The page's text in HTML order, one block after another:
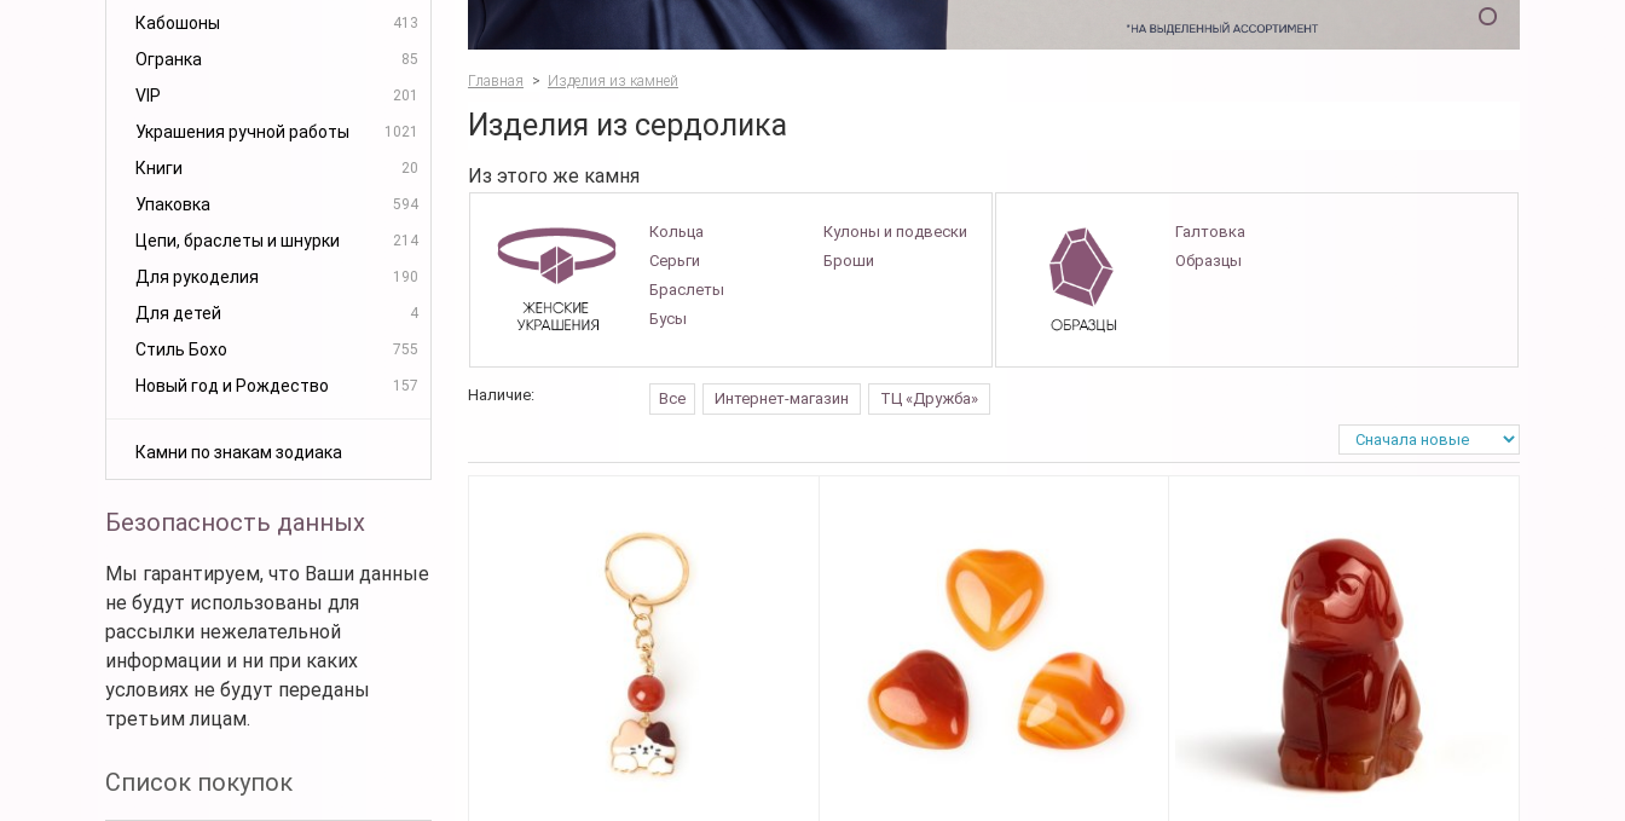
Кабошоны 413
Огранка 85
VIP 201
Украшения ручной работы 1021
Книги 20
Упаковка 594
Цепи, браслеты и шнурки 214
Для рукоделия 190
Для детей 4
Стиль Бохо 755
Новый год и Рождество 157
Камни по знакам зодиака
Безопасность данных
Мы гарантируем, что Ваши данные
не будут использованы для
рассылки нежелательной
информации и ни при каких
условиях не будут переданы
третьим лицам.
Список покупок
Главная > Изделия из камней
Изделия из сердолика
Из этого же камня
Кольца
Серьги
Браслеты
Бусы
Кулоны и подвески
Броши
Галтовка
Образцы
Наличие: Все Интернет-магазин ТЦ «Дружба»